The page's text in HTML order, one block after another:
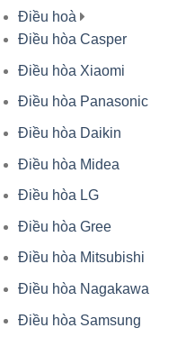
Điều hoà
Điều hòa Casper
Điều hòa Xiaomi
Điều hòa Panasonic
Điều hòa Daikin
Điều hòa Midea
Điều hòa LG
Điều hòa Gree
Điều hòa Mitsubishi
Điều hòa Nagakawa
Điều hòa Samsung